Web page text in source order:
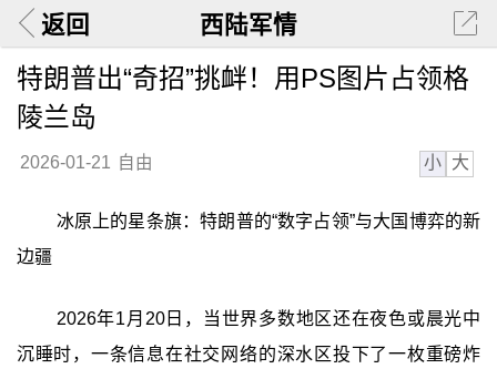
返回 西陆军情
特朗普出“奇招”挑衅！用PS图片占领格
陵兰岛
2026-01-21 自由 小 大
冰原上的星条旗：特朗普的“数字占领”与大国博弈的新
边疆
2026年1月20日，当世界多数地区还在夜色或晨光中
沉睡时，一条信息在社交网络的深水区投下了一枚重磅炸